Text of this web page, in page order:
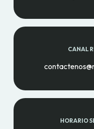
CANAL
HORARIO